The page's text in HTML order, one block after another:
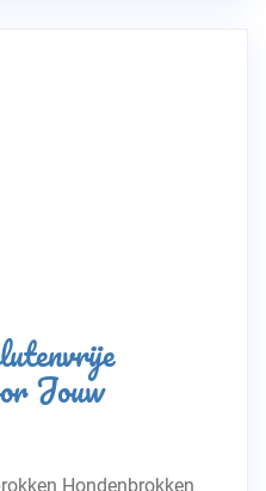
Jouw
Hondenbrokken